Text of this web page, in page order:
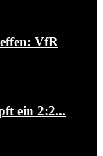
VfR
ein 2:2...